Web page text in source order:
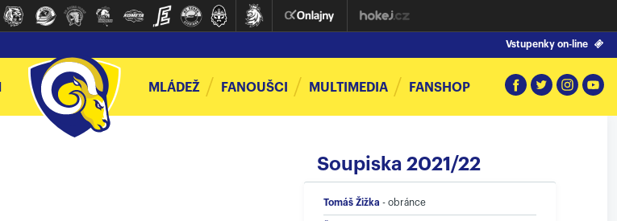
Vstupenky on-line
MLÁDEŽ FANOUŠCI MULTIMEDIA FANSHOP
Soupiska 2021/22
Tomáš Žižka - obránce